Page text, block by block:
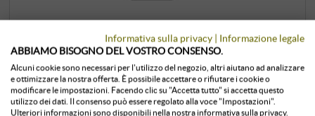
“Federico” Sangiovese Superiore
Romagna DOC 2024 (BIO)
Pandolfa | Emilia-Romagna
Fiumana di Predappio – il Sangiovese è di casa qui fin
Informativa sulla privacy | Informazione legale
ABBIAMO BISOGNO DEL VOSTRO CONSENSO.
Alcuni cookie sono necessari per l'utilizzo del negozio, altri aiutano ad analizzare
e ottimizzare la nostra offerta. È possibile accettare o rifiutare i cookie o
modificare le impostazioni. Facendo clic su "Accetta tutto" si accetta questo
utilizzo dei dati. Il consenso può essere regolato alla voce "Impostazioni".
Ulteriori informazioni sono disponibili nella nostra informativa sulla privacy.